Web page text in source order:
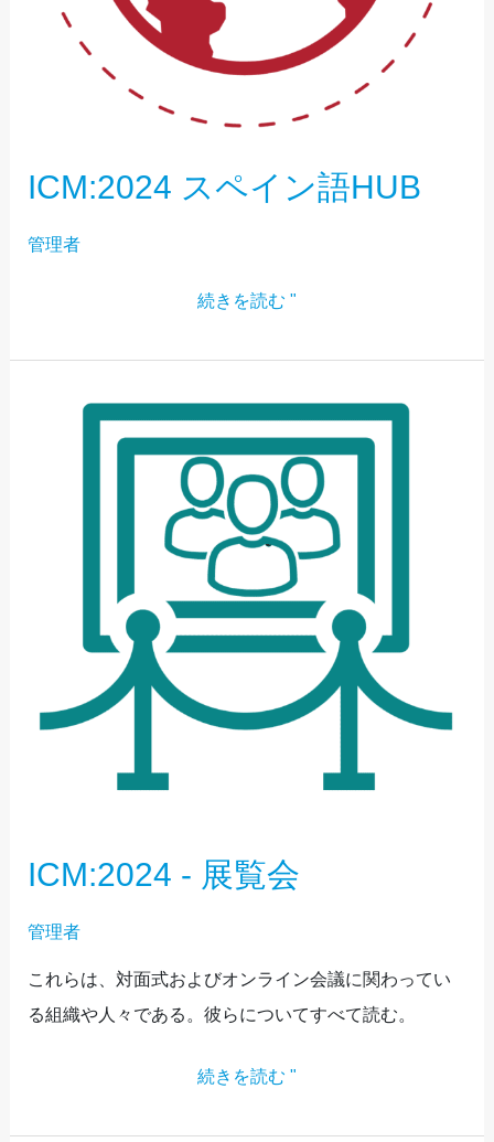
ICM:2024 スペイン語HUB
管理者
続きを読む "
ICM:2024 - 展覧会
管理者
これらは、対面式およびオンライン会議に関わってい
る組織や人々である。彼らについてすべて読む。
ICM:2024
-
展
覧
会
続きを読む "